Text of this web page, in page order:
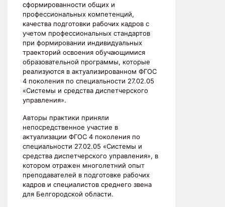
сформированности общих и
профессиональных компетенций,
качества подготовки рабочих кадров с
учетом профессиональных стандартов
при формировании индивидуальных
траекторий освоения обучающимися
образовательной программы, которые
реализуются в актуализированном ФГОС
4 поколения по специальности 27.02.05
«Системы и средства диспетчерского
управления».
Авторы практики приняли
непосредственное участие в
актуализации ФГОС 4 поколения по
специальности 27.02.05 «Системы и
средства диспетчерского управления», в
котором отражен многолетний опыт
преподавателей в подготовке рабочих
кадров и специалистов среднего звена
для Белгородской области.